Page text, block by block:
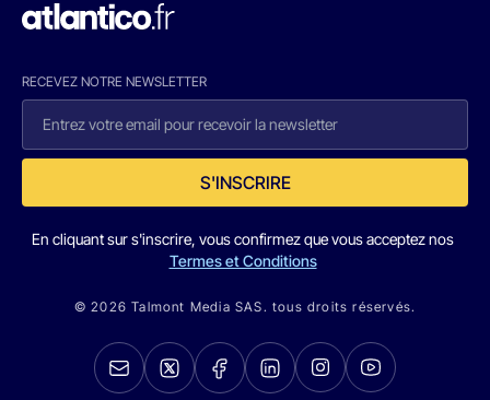
RECEVEZ NOTRE NEWSLETTER
S'INSCRIRE
En cliquant sur s'inscrire, vous confirmez que vous acceptez nos
Termes et Conditions
© 2026 Talmont Media SAS. tous droits réservés.